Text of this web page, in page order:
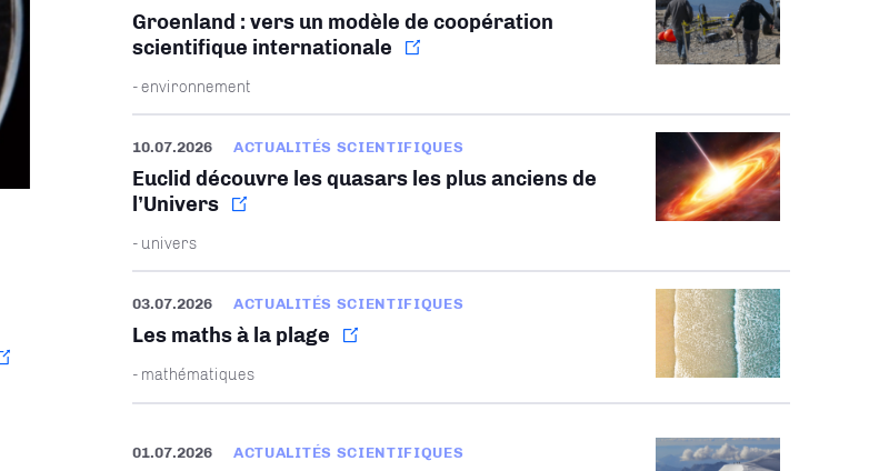
Groenland : vers un modèle de coopération
scientifique internationale
- environnement
10.07.2026 ACTUALITÉS SCIENTIFIQUES
Euclid découvre les quasars les plus anciens de
l’Univers
- univers
03.07.2026 ACTUALITÉS SCIENTIFIQUES
Les maths à la plage
- mathématiques
01.07.2026 ACTUALITÉS SCIENTIFIQUES